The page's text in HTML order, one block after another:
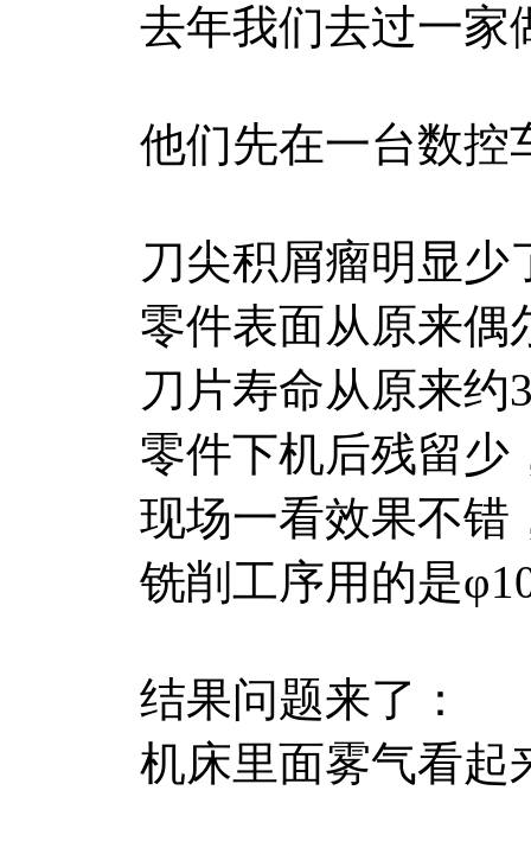
去年我们去过一家
他们先在一台数控
刀尖积屑瘤明显少
零件表面从原来偶
刀片寿命从原来约
零件下机后残留少
现场一看效果不错
铣削工序用的是
结果问题来了：
机床里面雾气看起